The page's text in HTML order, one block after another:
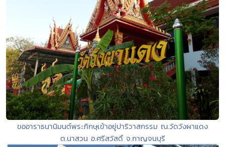
ขออาราธนานิมนต์พระภิกษุเข้าอยู่ปาริวาสกรรม ณ.วัดวังผาแดง
ต.นาสวน อ.ศรีสวัสดิ์ จ.กาญจนบุรี